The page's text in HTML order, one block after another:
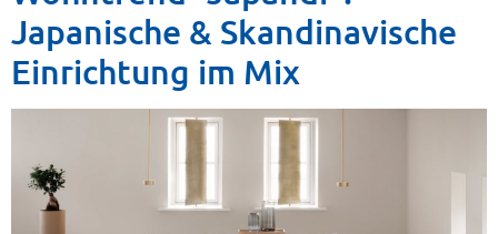
Japanische & Skandinavische
Einrichtung im Mix